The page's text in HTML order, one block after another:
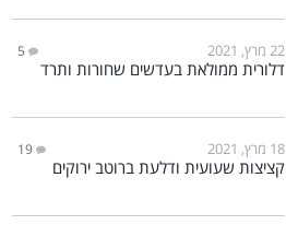
22 מרץ, 2021 5
דלורית ממולאת בעדשים שחורות ותרד
18 מרץ, 2021 19
קציצות שעועית ודלעת ברוטב ירוקים